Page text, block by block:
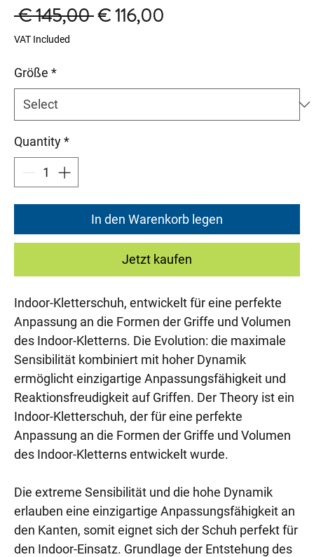
€ 145,00 Regular
€ 116,00
VAT Included
Größe *
Quantity*
In den Warenkorb legen
Jetzt kaufen
Indoor-Kletterschuh, entwickelt für eine perfekte
Anpassung an die Formen der Griffe und Volumen
des Indoor-Kletterns. Die Evolution: die maximale
Sensibilität kombiniert mit hoher Dynamik
ermöglicht einzigartige Anpassungsfähigkeit und
Reaktionsfreudigkeit auf Griffen. Der Theory ist ein
Indoor-Kletterschuh, der für eine perfekte
Anpassung an die Formen der Griffe und Volumen
des Indoor-Kletterns entwickelt wurde.
Die extreme Sensibilität und die hohe Dynamik
erlauben eine einzigartige Anpassungsfähigkeit an
den Kanten, somit eignet sich der Schuh perfekt für
den Indoor-Einsatz. Grundlage der Entstehung des